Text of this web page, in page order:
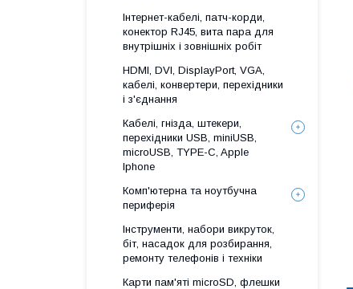
Інтернет-кабелі, патч-корди,
конектор RJ45, вита пара для
внутрішніх і зовнішніх робіт
HDMI, DVI, DisplayPort, VGA,
кабелі, конвертери, перехідники
і з'єднання
Кабелі, гнізда, штекери,
перехідники USB, miniUSB,
microUSB, TYPE-C, Apple
Iphone
Комп'ютерна та ноутбучна
периферія
Інструменти, набори викруток,
біт, насадок для розбирання,
ремонту телефонів і техніки
Карти пам'яті microSD, флешки